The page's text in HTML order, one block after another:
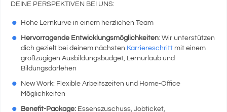
DEINE PERSPEKTIVEN BEI UNS:
Hohe Lernkurve in einem herzlichen Team
Hervorragende Entwicklungsmöglichkeiten: Wir unterstützen
dich gezielt bei deinem nächsten Karriereschritt mit einem
großzügigen Ausbildungsbudget, Lernurlaub und
Bildungsdarlehen
New Work: Flexible Arbeitszeiten und Home-Office
Möglichkeiten
Benefit-Package: Essenszuschuss, Jobticket,